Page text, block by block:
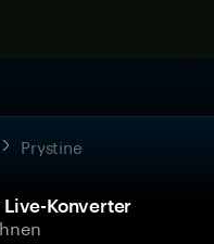
Prystine
Live-Konverter